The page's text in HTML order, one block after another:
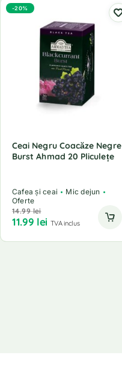
-20%
Ceai Negru Coacăze Negre
Burst Ahmad 20 Pliculețe
Cafea și ceai
Mic dejun
Oferte
14.99lei
11.99 lei TVA inclus